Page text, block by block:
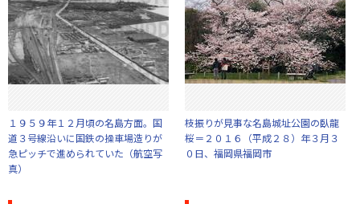
１９５９年１２月頃の名島方面。国
道３号線沿いに国鉄の操車場造りが
急ピッチで進められていた（航空写
真）
枝振りが見事な名島城址公園の臥龍
桜＝２０１６（平成２８）年３月３
０日、福岡県福岡市